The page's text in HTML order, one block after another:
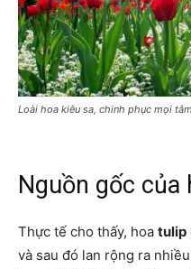
Loài hoa kiêu sa, chinh phục mọi
Nguồn gốc của
Thực tế cho thấy, hoa tulip
và sau đó lan rộng ra